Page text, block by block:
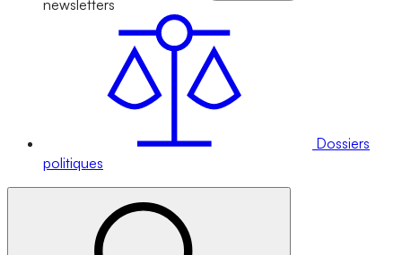
newsletters
Dossiers
politiques